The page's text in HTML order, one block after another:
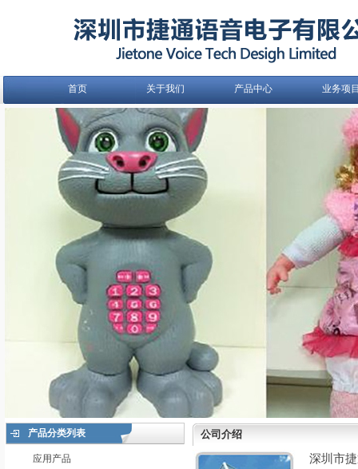
首页 关于我们 产品中心 业务项
产品分类列表
应用产品
公司介绍
深圳市捷